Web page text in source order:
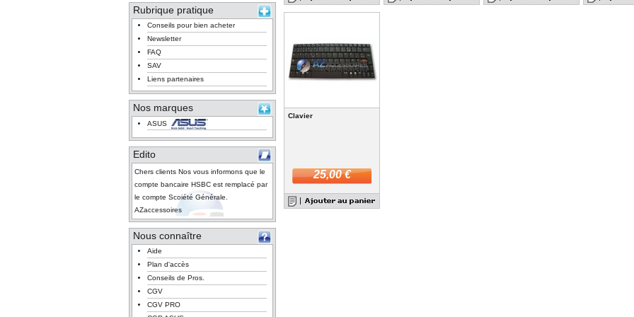
Rubrique pratique
Conseils pour bien acheter
Newsletter
FAQ
SAV
Liens partenaires
Nos marques
ASUS
Edito
Chers clients Nos vous informons que le
compte bancaire HSBC est remplacé par
le compte Scoiété Générale.
AZaccessoires
Nous connaître
Aide
Plan d'accès
Conseils de Pros.
CGV
CGV PRO
Clavier
25,00 €